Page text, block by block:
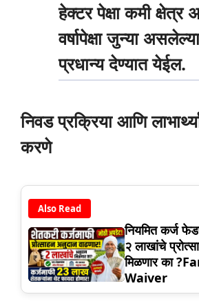
हेक्टर पेक्षा कमी क्षेत्र
वर्षापेक्षा जुन्या
प्रधान्य देण्यात येईल.
निवड प्रक्रिया आणि
करणे
Also Read
नियमित कर्ज
२ लाखांचे
मिळणार का
Waiver